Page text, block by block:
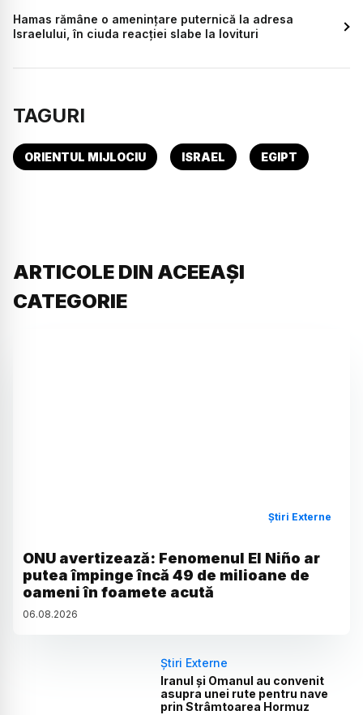
Hamas rămâne o amenințare puternică la adresa
Israelului, în ciuda reacției slabe la lovituri
TAGURI
ORIENTUL MIJLOCIU ISRAEL EGIPT
ARTICOLE DIN ACEEAȘI
CATEGORIE
Știri Externe
ONU avertizează: Fenomenul El Niño ar
putea împinge încă 49 de milioane de
oameni în foamete acută
06.08.2026
Știri Externe
Iranul și Omanul au convenit
asupra unei rute pentru nave
prin Strâmtoarea Hormuz